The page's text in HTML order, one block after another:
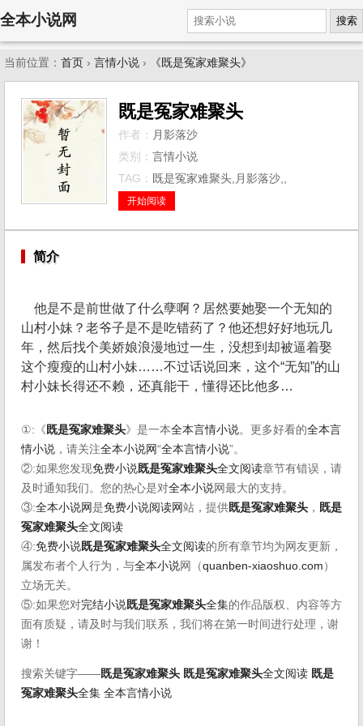
全本小说网 搜索
当前位置： 首页 › 言情小说 › 《既是冤家难聚头》
既是冤家难聚头
作者： 月影落沙
类别： 言情小说
TAG： 既是冤家难聚头,月影落沙,,
开始阅读
简介
他是不是前世做了什么孽啊？居然要她娶一个无知的
山村小妹？老爷子是不是吃错药了？他还想好好地玩几
年，然后找个美娇娘浪漫地过一生，没想到却被逼着娶
这个瘦瘦的山村小妹……不过话说回来，这个“无知”的山
村小妹长得还不赖，还真能干，懂得还比他多…
①:《 既是冤家难聚头》是一本全本言情小说。更多好看的全本言
情小说 ，请关注全本小说网“全本言情小说”。
②:如果您发现免费小说既是冤家难聚头全文阅读章节有错误，请
及时通知我们。您的热心是对全本小说网最大的支持。
③:全本小说网是免费小说阅读网站，提供既是冤家难聚头 ， 既是
冤家难聚头全文阅读
④:免费小说既是冤家难聚头全文阅读的所有章节均为网友更新，
属发布者个人行为，与全本小说网（quanben-xiaoshuo.com ）
立场无关。
⑤:如果您对完结小说既是冤家难聚头全集的作品版权、内容等方
面有质疑，请及时与我们联系，我们将在第一时间进行处理，谢
谢！
搜索关键字——既是冤家难聚头 既是冤家难聚头全文阅读 既是
冤家难聚头全集 全本言情小说